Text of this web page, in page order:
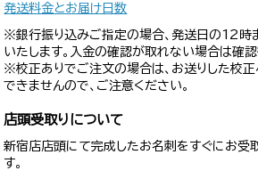
発送料金とお届け日数
※銀行振り込みご指定の場合、発送日の12時
いたします。入金の確認が取れない場合は確認
※校正ありでご注文の場合は、お送りした校
できませんので、ご注意ください。
店頭受取りについて
新宿店店頭にて完成したお名刺をすぐにお受
す。